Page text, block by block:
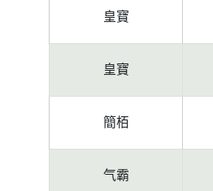
皇寶
皇寶
簡栢
气霸